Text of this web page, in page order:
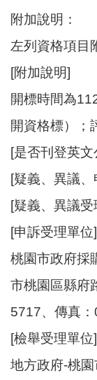
附加說明：
左列資格項目
[附加說明]
開標時間為
開資格標）；
[是否刊登英
[疑義、異議
[疑義、異議
[申訴受理單位]
桃園市政府採
市桃園區縣府
5717、傳真
[檢舉受理單位]
地方政府-桃